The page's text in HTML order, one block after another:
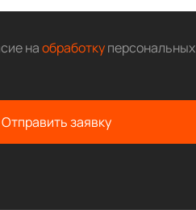
наобработкуперсональных
Отправить заявку